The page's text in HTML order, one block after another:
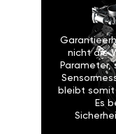
nicht die
Parameter,
bleibt somit
Es